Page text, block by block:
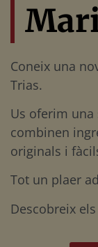
Coneix una
Trias.
Us oferim una
combinen
originals i
Tot un plaer
Descobreix